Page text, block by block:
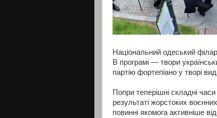
Національний одеський
В програмі — твори
партію фортепіано у творі
Попри теперішні складні
результаті жорстоких
повинні якомога активніше